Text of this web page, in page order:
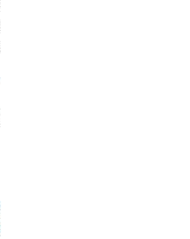
2026: comissões,
Gestão de
| 2026